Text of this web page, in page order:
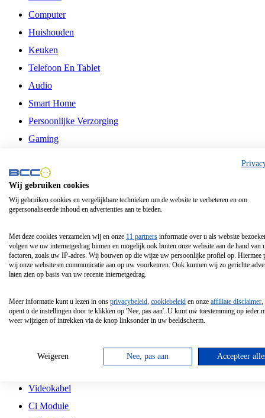
Computer
Huishouden
Keuken
Telefoon En Tablet
Audio
Smart Home
Persoonlijke Verzorging
Gaming
Philips
Schermgrootte 24 Inch
Schermgrootte 85 Inch
Schermgrootte 98 Inch
Tcl
Hd Led Tv
Antennekabel
Videokabel
Ci Module
Wij gebruiken cookies
Wij gebruiken cookies en vergelijkbare technieken om de website te verbeteren en om
gepersonaliseerde inhoud en advertenties aan te bieden.
Met deze cookies verzamelen wij en onze 11 partners informatie over u als website
volgen we uw internetgedrag binnen en mogelijk ook buiten onze website aan de hand van
factoren, zoals uw IP-adres. Wij bouwen op die wijze uw persoonlijke profiel op. Hiermee
wij onze website en communicatie aan op uw voorkeuren. Ook kunnen wij zo gerichte
laten zien op basis van uw recente internetgedrag.
Meer informatie kunt u lezen in ons privacybeleid, cookiebeleid en onze affiliate disclaimer,
opent u de instellingen door te klikken op 'Nee, pas aan'. U kunt uw toestemming op ieder
weer wijzigen of intrekken via de knop linksonder in uw beeldscherm.
Weigeren Nee, pas aan Accepteer